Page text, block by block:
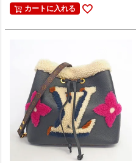
カートに入れる